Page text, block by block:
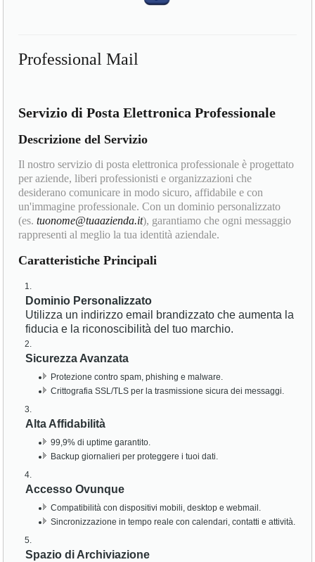
Professional Mail
Servizio di Posta Elettronica Professionale
Descrizione del Servizio
Il nostro servizio di posta elettronica professionale è progettato
per aziende, liberi professionisti e organizzazioni che
desiderano comunicare in modo sicuro, affidabile e con
un'immagine professionale. Con un dominio personalizzato
(es.tuonome@tuaazienda.it), garantiamo che ogni messaggio
rappresenti al meglio la tua identità aziendale.
Caratteristiche Principali
Dominio Personalizzato
Utilizza un indirizzo email brandizzato che aumenta la
fiducia e la riconoscibilità del tuo marchio.
Sicurezza Avanzata
Protezione contro spam, phishing e malware.
Crittografia SSL/TLS per la trasmissione sicura dei messaggi.
Alta Affidabilità
99,9% di uptime garantito.
Backup giornalieri per proteggere i tuoi dati.
Accesso Ovunque
Compatibilità con dispositivi mobili, desktop e webmail.
Sincronizzazione in tempo reale con calendari, contatti e attività.
Spazio di Archiviazione